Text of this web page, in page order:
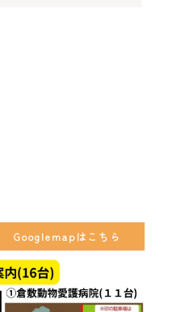
Googlemapはこちら